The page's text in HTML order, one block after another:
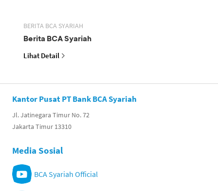
BERITA BCA SYARIAH
Berita BCA Syariah
Lihat Detail
Kantor Pusat PT Bank BCA Syariah
Jl. Jatinegara Timur No. 72
Jakarta Timur 13310
Media Sosial
BCA Syariah Official